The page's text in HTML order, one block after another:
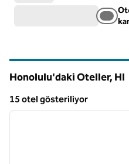
Honolulu'daki Oteller, HI
15 otel gösteriliyor
15 otel gösteriliyor
1 / 12